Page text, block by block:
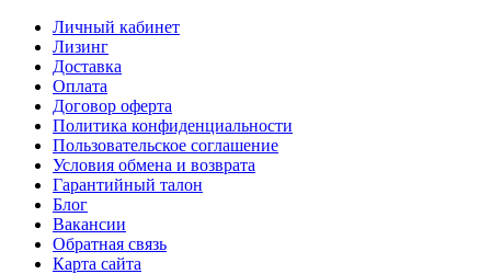
Личный кабинет
Лизинг
Доставка
Оплата
Договор оферта
Политика конфиденциальности
Пользовательское соглашение
Условия обмена и возврата
Гарантийный талон
Блог
Вакансии
Обратная связь
Карта сайта